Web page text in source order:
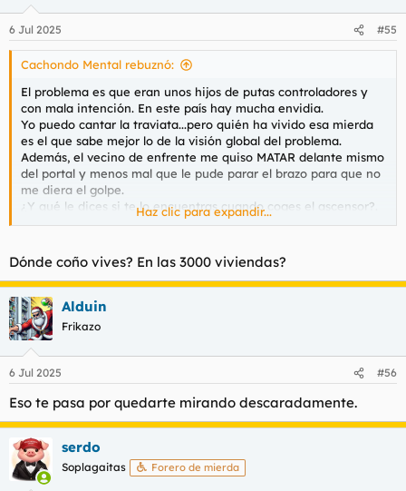
e
s
6 Jul 2025 #55
Cachondo Mental rebuznó:
El problema es que eran unos hijos de putas controladores y
con mala intención. En este país hay mucha envidia.
Yo puedo cantar la traviata...pero quién ha vivido esa mierda
es el que sabe mejor lo de la visión global del problema.
Además, el vecino de enfrente me quiso MATAR delante mismo
del portal y menos mal que le pude parar el brazo para que no
me diera el golpe.
¿Y qué le dices si te lo encuentras cuando coges el ascensor?.
"Ohhh...qué persona más encantadora es usted, a ver si un día
disfrute juntas".
Haz clic para expandir...
Dónde coño vives? En las 3000 viviendas?
Alduin
Frikazo
6 Jul 2025 #56
Eso te pasa por quedarte mirando descaradamente.
serdo
Soplagaitas Forero de mierda